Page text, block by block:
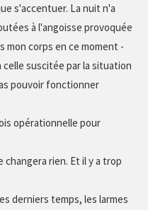
s'accentuer. La nuit n'a
à l'angoisse provoquée
mon corps en ce moment -
suscitée par la situation
pouvoir fonctionner
opérationnelle pour
changera rien. Et il y a trop
derniers temps, les larmes